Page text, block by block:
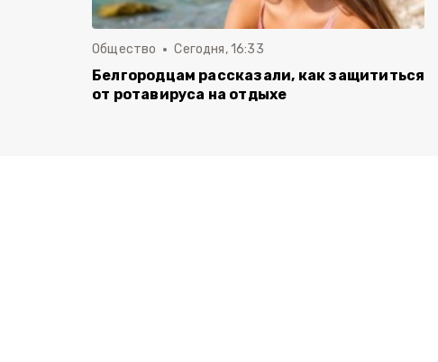
Общество Сегодня, 16:33
Белгородцам рассказали, как защититься
от ротавируса на отдыхе